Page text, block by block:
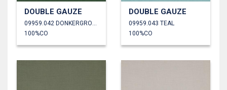
DOUBLE GAUZE
09959.042 DONKERGROEN
100%CO
DOUBLE GAUZE
09959.043 TEAL
100%CO